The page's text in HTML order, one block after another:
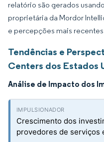
relatório são gerados
proprietária da Mordor
e percepções mais
Tendências e
Centers dos Estados
Análise de Impacto dos
Crescimento dos
provedores de serviços